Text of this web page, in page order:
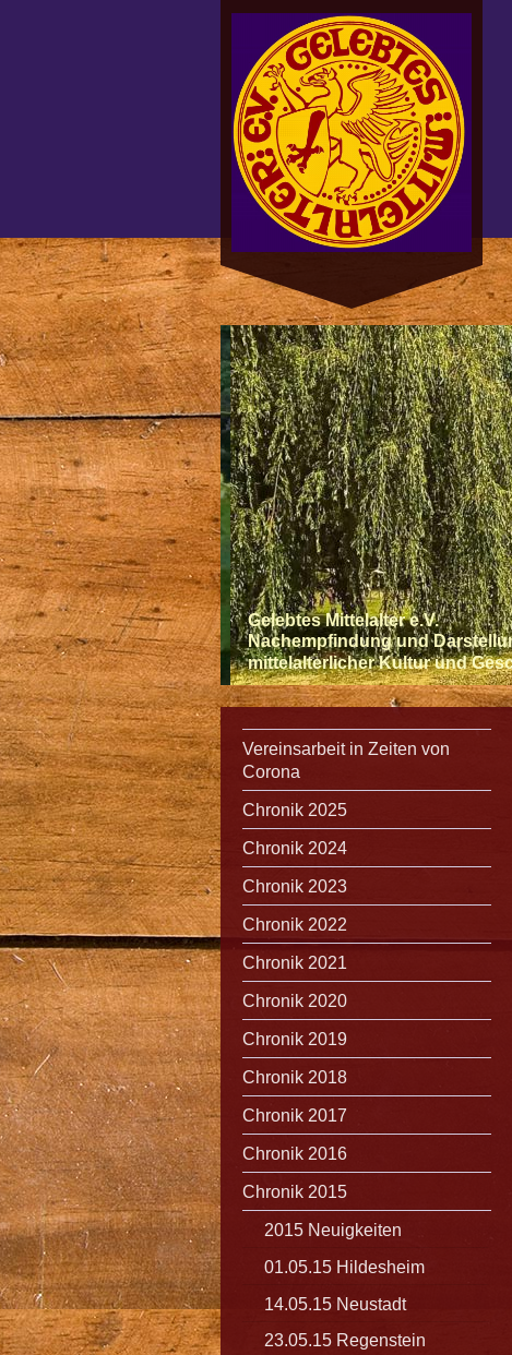
Gelebtes Mittelalter e.V.
Nachempfindung und
mittelalterlicher Kultur und
Vereinsarbeit in Zeiten von
Corona
Chronik 2025
Chronik 2024
Chronik 2023
Chronik 2022
Chronik 2021
Chronik 2020
Chronik 2019
Chronik 2018
Chronik 2017
Chronik 2016
Chronik 2015
2015 Neuigkeiten
01.05.15 Hildesheim
14.05.15 Neustadt
23.05.15 Regenstein